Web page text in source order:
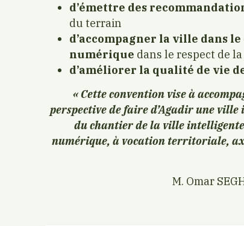
d’émettre des
du terrain
d’accompagner la ville dans
numérique dans le respect de
d’améliorer la qualité de vie
« Cette convention vise à
perspective de faire d’Agadir une
du chantier de la ville intelligente
numérique, à vocation territoriale,
M. Omar